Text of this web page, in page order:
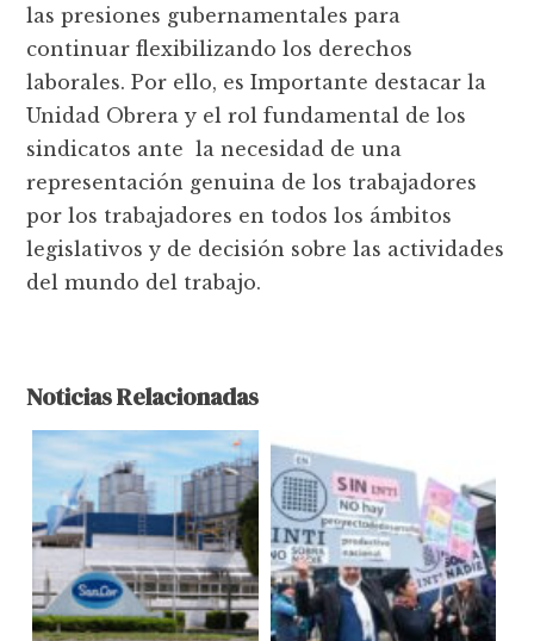
las presiones gubernamentales para
continuar flexibilizando los derechos
laborales. Por ello, es Importante destacar la
Unidad Obrera y el rol fundamental de los
sindicatos ante la necesidad de una
representación genuina de los trabajadores
por los trabajadores en todos los ámbitos
legislativos y de decisión sobre las actividades
del mundo del trabajo.
Noticias Relacionadas